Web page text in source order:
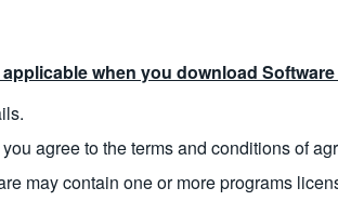
when you download
agree to the terms and conditions of
may contain one or more programs